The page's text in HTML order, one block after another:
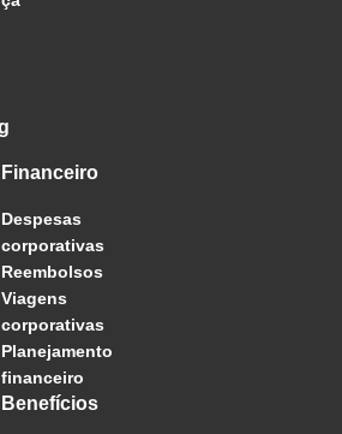
Financeiro
Despesas
corporativas
Reembolsos
Viagens
corporativas
Planejamento
financeiro
Benefícios